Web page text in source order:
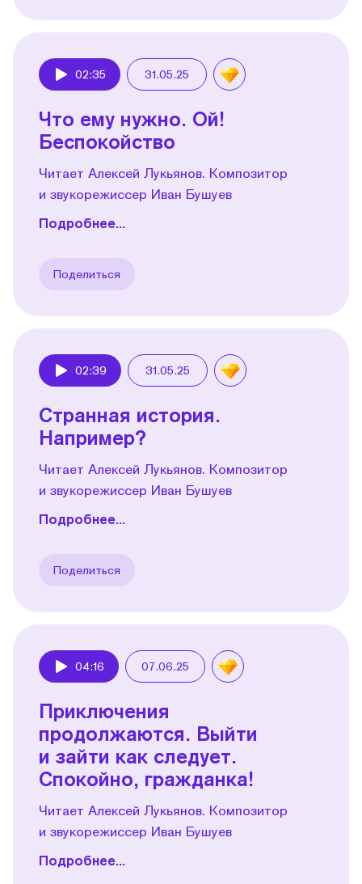
02:35 31.05.25
Что ему нужно. Ой!
Беспокойство
Читает Алексей Лукьянов. Композитор
и звукорежиссер Иван Бушуев
Подробнее...
Поделиться
02:39 31.05.25
Странная история.
Например?
Читает Алексей Лукьянов. Композитор
и звукорежиссер Иван Бушуев
Подробнее...
Поделиться
04:16 07.06.25
Приключения
продолжаются. Выйти
и зайти как следует.
Спокойно, гражданка!
Читает Алексей Лукьянов. Композитор
и звукорежиссер Иван Бушуев
Подробнее...